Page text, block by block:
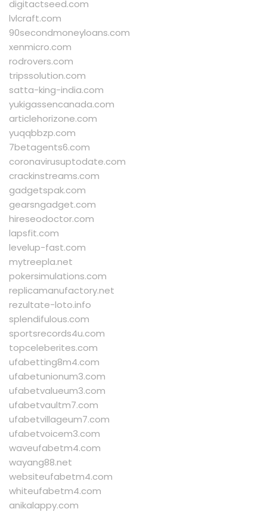
digitactseed.com
lvlcraft.com
90secondmoneyloans.com
xenmicro.com
rodrovers.com
tripssolution.com
satta-king-india.com
yukigassencanada.com
articlehorizone.com
yuqqbbzp.com
7betagents6.com
coronavirusuptodate.com
crackinstreams.com
gadgetspak.com
gearsngadget.com
hireseodoctor.com
lapsfit.com
levelup-fast.com
mytreepla.net
pokersimulations.com
replicamanufactory.net
rezultate-loto.info
splendifulous.com
sportsrecords4u.com
topceleberites.com
ufabetting8m4.com
ufabetunionum3.com
ufabetvalueum3.com
ufabetvaultm7.com
ufabetvillageum7.com
ufabetvoicem3.com
waveufabetm4.com
wayang88.net
websiteufabetm4.com
whiteufabetm4.com
anikalappy.com